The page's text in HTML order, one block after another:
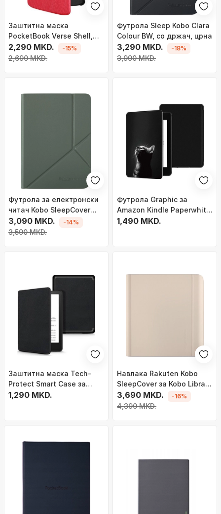
Заштитна маска
PocketBook Verse Shell,
Sleep mode, црвена
2,290 MKD.
2,690 MKD.
-15%
Футрола Sleep Kobo Clara
Colour BW, со држач, црна
3,290 MKD.
3,990 MKD.
-18%
Футрола за електронски
читач Kobo SleepCover
Clara Colour и Clara BW,
функција sleep, Misty
3,090 MKD.
3,590 MKD.
-14%
Футрола Graphic за
Amazon Kindle Paperwhite,
6", црна
1,490 MKD.
Заштитна маска Tech-
Protect Smart Case за
Kindle Paperwhite 5, црна
1,290 MKD.
Навлака Rakuten Kobo
SleepCover за Kobo Libra
Colour, 7\", фолио, беж
3,690 MKD.
4,390 MKD.
-16%